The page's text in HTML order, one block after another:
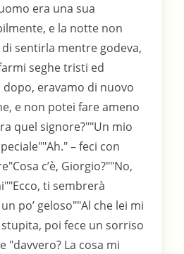
era una sua
e la notte non
sentirla mentre godeva,
seghe tristi ed
eravamo di nuovo
e non potei fare ameno
quel signore?""Un mio
– feci con
c’è, Giorgio?""No,
ti sembrerà
po’ geloso""Al che lei mi
poi fece un sorriso
"davvero? La cosa mi